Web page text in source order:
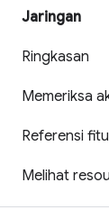
Jaringan
Ringkasan
Memeriksa
Referensi
Melihat